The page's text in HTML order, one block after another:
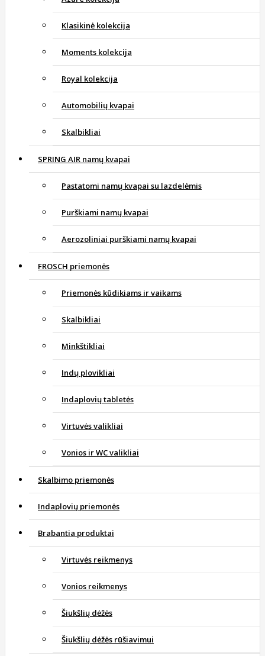
Klasikinė kolekcija
Moments kolekcija
Royal kolekcija
Automobilių kvapai
Skalbikliai
SPRING AIR namų kvapai
Pastatomi namų kvapai su lazdelėmis
Purškiami namų kvapai
Aerozoliniai purškiami namų kvapai
FROSCH priemonės
Priemonės kūdikiams ir vaikams
Skalbikliai
Minkštikliai
Indų plovikliai
Indaplovių tabletės
Virtuvės valikliai
Vonios ir WC valikliai
Skalbimo priemonės
Indaplovių priemonės
Brabantia produktai
Virtuvės reikmenys
Vonios reikmenys
Šiukšlių dėžės
Šiukšlių dėžės rūšiavimui